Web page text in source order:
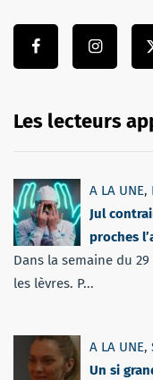
Les lecteurs
A LA UNE,
Jul
proches
Dans la semaine du
les lèvres. P...
A LA UNE,
Un si